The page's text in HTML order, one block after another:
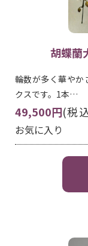
胡蝶蘭
輪数が多く華やか
クスです。1本…
49,500円(税
お気に入り